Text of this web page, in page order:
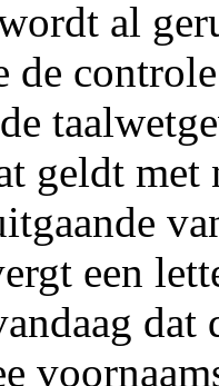
al
de
geldt met
een
dat